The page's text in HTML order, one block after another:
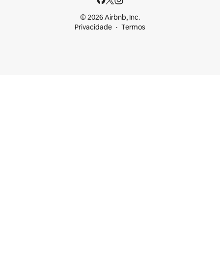
© 2026 Airbnb, Inc.
Privacidade
Termos